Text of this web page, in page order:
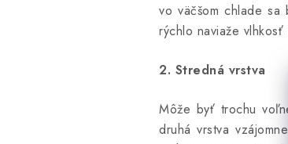
vo väčšom chlade
rýchlo naviaže
2. Stredná vrstva
Môže byť trochu
druhá vrstva